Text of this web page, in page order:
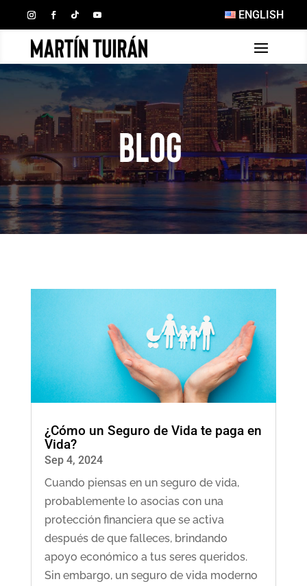
ENGLISH
Blog
¿Cómo un Seguro de Vida te paga en
Vida?
Sep 4, 2024
Cuando piensas en un seguro de vida,
probablemente lo asocias con una
protección financiera que se activa
después de que falleces, brindando
apoyo económico a tus seres queridos.
Sin embargo, un seguro de vida moderno